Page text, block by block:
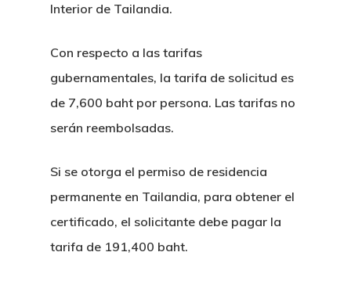
Interior de Tailandia.
Con respecto a las tarifas
gubernamentales, la tarifa de solicitud es
de 7,600 baht por persona. Las tarifas no
serán reembolsadas.
Si se otorga el permiso de residencia
permanente en Tailandia, para obtener el
certificado, el solicitante debe pagar la
tarifa de 191,400 baht.